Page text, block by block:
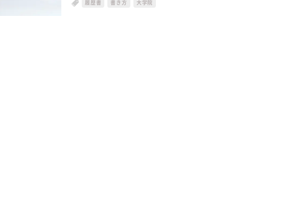
履歴書 書き方 大学院